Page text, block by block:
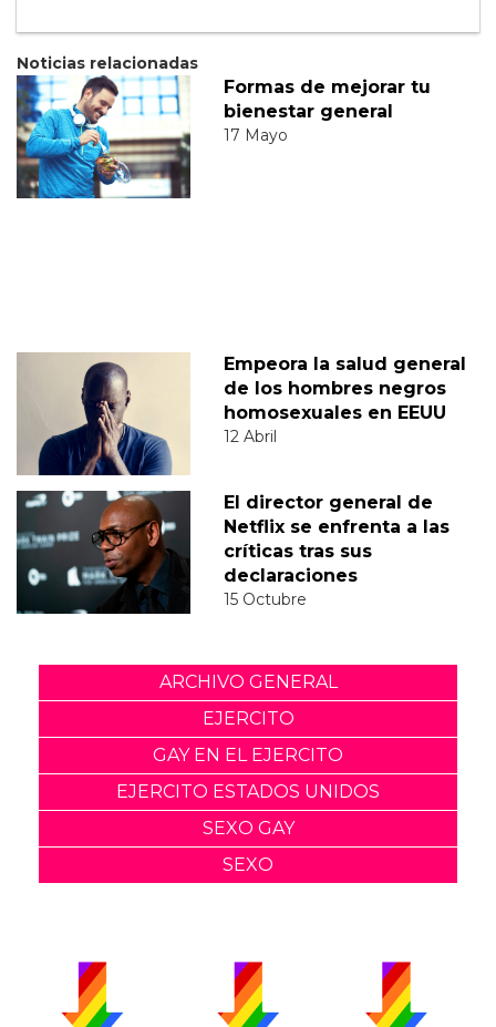
Noticias relacionadas
Formas de mejorar tu
bienestar general
17 Mayo
Empeora la salud general
de los hombres negros
homosexuales en EEUU
12 Abril
El director general de
Netflix se enfrenta a las
críticas tras sus
declaraciones
15 Octubre
ARCHIVO GENERAL
EJERCITO
GAY EN EL EJERCITO
EJERCITO ESTADOS UNIDOS
SEXO GAY
SEXO